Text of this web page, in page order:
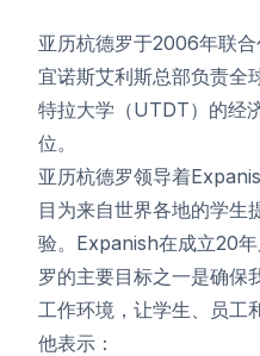
亚历杭德罗于2006年联
宜诺斯艾利斯总部负责全
特拉大学（UTDT）的经
位。
亚历杭德罗领导着
目为来自世界各地的学生
验。Expanish在成立20
罗的主要目标之一是确保
工作环境，让学生、员工
他表示：